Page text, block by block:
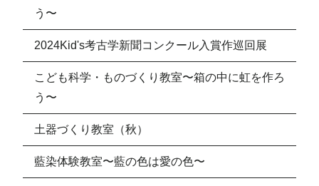
う〜
2024Kid's考古学新聞コンクール入賞作巡回展
こども科学・ものづくり教室〜箱の中に虹を作ろ
う〜
土器づくり教室（秋）
藍染体験教室〜藍の色は愛の色〜